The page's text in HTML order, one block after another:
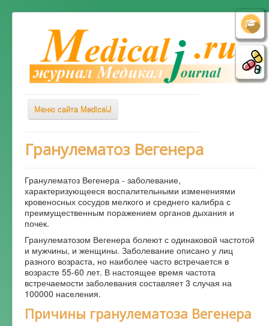
Меню сайта MedicalJ
Симптомы
Заболевания
Диагностика
Лечение
Советы врача
Альтернативная медицина
Форум
Гранулематоз Вегенера
Гранулематоз Вегенера - заболевание,
характеризующееся воспалительными изменениями
кровеносных сосудов мелкого и среднего калибра с
преимущественным поражением органов дыхания и
почек.
Гранулематозом Вегенера болеют с одинаковой частотой
и мужчины, и женщины. Заболевание описано у лиц
разного возраста, но наиболее часто встречается в
возрасте 55-60 лет. В настоящее время частота
встречаемости заболевания составляет 3 случая на
100000 населения.
Причины гранулематоза Вегенера